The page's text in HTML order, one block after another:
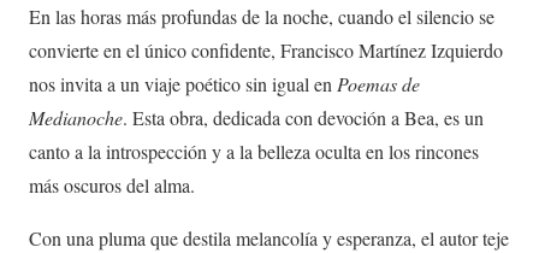
En las horas más profundas de la noche, cuando el silencio se
convierte en el único confidente, Francisco Martínez Izquierdo
nos invita a un viaje poético sin igual en Poemas de
Medianoche. Esta obra, dedicada con devoción a Bea, es un
canto a la introspección y a la belleza oculta en los rincones
más oscuros del alma.
Con una pluma que destila melancolía y esperanza, el autor teje